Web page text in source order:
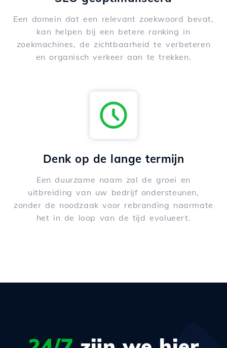
Een domein dat een relevant zoekwoord bevat,
kan helpen bij een betere ranking in
zoekmachines, de zichtbaarheid te verbeteren
en organisch verkeer aan te trekken.
Denk op de lange termijn
Een duurzame naam zal de groei en
uitbreiding van uw bedrijf ondersteunen,
zonder de noodzaak voor rebranding naarmate
het in de loop van de tijd evolueert.